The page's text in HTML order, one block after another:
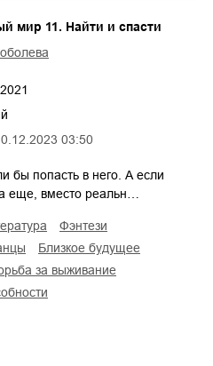
03:50
мир 11. Найти и спасти
2021
бы попасть в него. А если
еще, вместо реальн…
фэнтези
близкое будущее
за выживание